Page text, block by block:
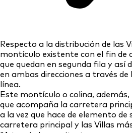
Respecto a la distribución de las
montículo existente con el fin de
que quedan en segunda fila y así
en ambas direcciones a través de
línea.
Este montículo o colina, además,
que acompaña la carretera
a la vez que hace de elemento
carretera principal y las Villas